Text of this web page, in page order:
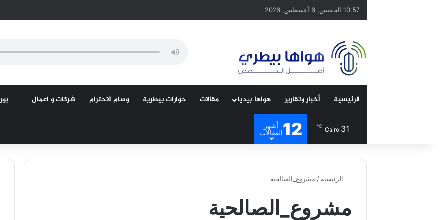
10:57 الخميس, 6 أغسطس, 2026
الرئيسية أخبار وتقارير هواها بيديا مقالات حوارات بيطرية وسام الاحترام شركات و اعمال
Cairo 31
℃
12
أشهر
المقالات
الرئيسية / مشروع_الصالحية
مشروع_الصالحية